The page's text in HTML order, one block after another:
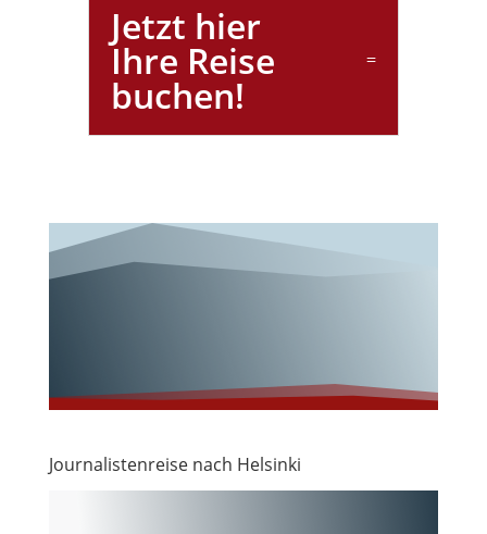
Jetzt hier
Ihre Reise
buchen!
Journalistenreise nach Helsinki